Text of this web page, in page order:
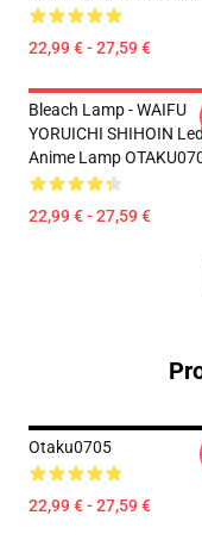
22,99 € - 27,59 €
Bleach Lamp - WAIFU
YORUICHI SHIHOIN
Anime Lamp
22,99 € - 27,59 €
Otaku0705
22,99 € - 27,59 €